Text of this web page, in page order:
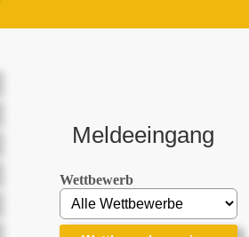
Meldeeingang
Wettbewerb